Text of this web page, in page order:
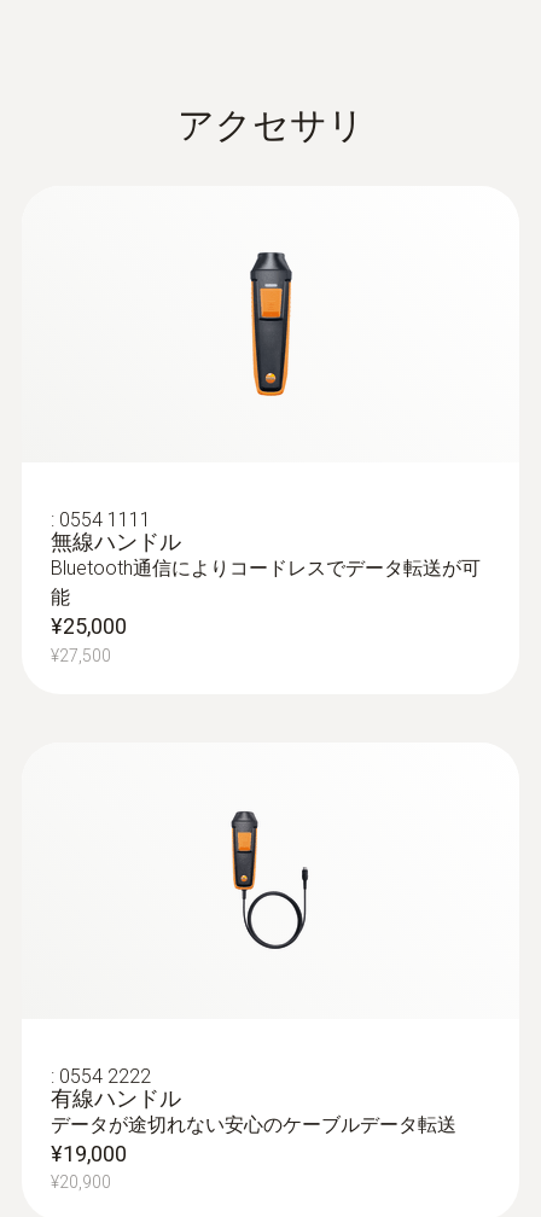
アクセサリ
: 0554 1111
無線ハンドル
Bluetooth通信によりコードレスでデータ転送が可
能
¥25,000
¥27,500
: 0554 2222
有線ハンドル
データが途切れない安心のケーブルデータ転送
¥19,000
¥20,900